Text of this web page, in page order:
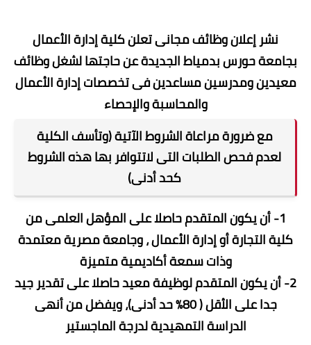
نشر إعلان وظائف مجانىتعلن كلية إدارة الأعمال
بجامعة حورس بدمياط الجديدة عن حاجتها لشغل وظائف
معيدين ومدرسين مساعدين فى تخصصات إدارة الأعمال
والمحاسبة والإحصاء
مع ضرورة مراعاة الشروط الآتية (وتأسف الكلية
لعدم فحص الطلبات التى لاتتوافر بها هذه الشروط
كحد أدنى)
1- أن يكون المتقدم حاصلا على المؤهل العلمى من
كلية التجارة أو إدارة الأعمال ، وجامعة مصرية معتمدة
وذات سمعة أكاديمية متميزة
2- أن يكون المتقدم لوظيفة معيد حاصلا على تقدير جيد
جدا على الأقل ( 80% حد أدنى)، ويفضل من أنهى
الدراسة التمهيدية لدرجة الماجستير